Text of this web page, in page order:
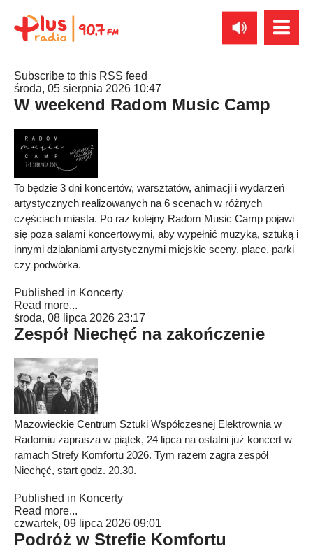
Subscribe to this RSS feed
środa, 05 sierpnia 2026 10:47
W weekend Radom Music Camp
To będzie 3 dni koncertów, warsztatów, animacji i wydarzeń
artystycznych realizowanych na 6 scenach w różnych
częściach miasta. Po raz kolejny Radom Music Camp pojawi
się poza salami koncertowymi, aby wypełnić muzyką, sztuką i
innymi działaniami artystycznymi miejskie sceny, place, parki
czy podwórka.
Published in Koncerty
Read more...
środa, 08 lipca 2026 23:17
Zespół Niechęć na zakończenie
Mazowieckie Centrum Sztuki Współczesnej Elektrownia w
Radomiu zaprasza w piątek, 24 lipca na ostatni już koncert w
ramach Strefy Komfortu 2026. Tym razem zagra zespół
Niechęć, start godz. 20.30.
Published in Koncerty
Read more...
czwartek, 09 lipca 2026 09:01
Podróż w Strefie Komfortu